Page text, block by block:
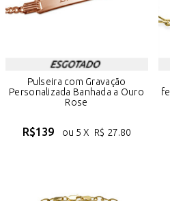
Pulseira com Gravação
Personalizada Banhada a Ouro
Rose
R$139 ou 5 X R$ 27.80